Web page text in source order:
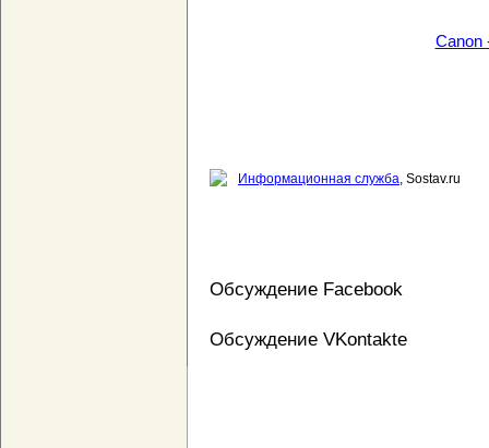
Canon
Информационная служба, Sostav.ru
Обсуждение Facebook
Обсуждение VKontakte